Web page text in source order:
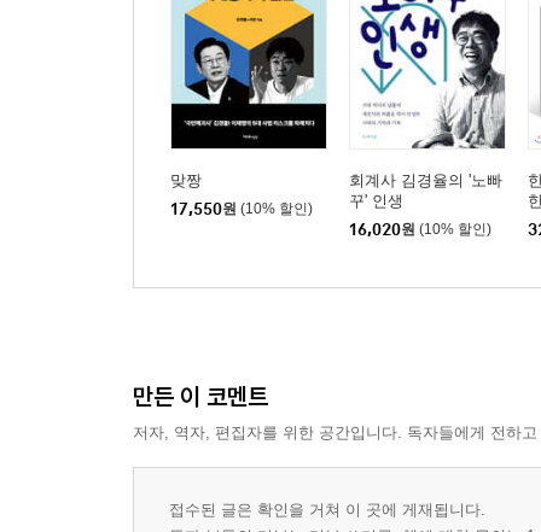
맞짱
17,550원 (10% 할인)
회계사 김경율의 '노빠
꾸' 인생
16,020원 (10% 할인)
만든 이 코멘트
저자, 역자, 편집자를 위한 공간입니다. 독자들에게 전하
접수된 글은 확인을 거쳐 이 곳에 게재됩니다.